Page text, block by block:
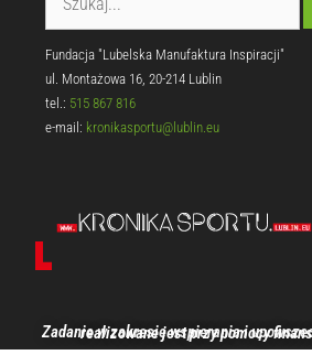
Fundacja "Lubelska Manufaktura Inspiracji"
ul. Montażowa 16, 20-214 Lublin
tel.: 515 867 816
e-mail: kronikasportu@lublin.eu
Zadanie w zakresie wspierania i upowszechniania kultury fizycznej